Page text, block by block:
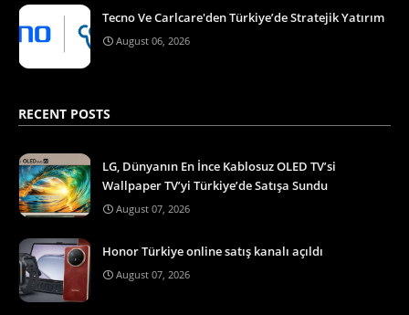
Tecno Ve Carlcare'den Türkiye’de Stratejik Yatırım
August 06, 2026
RECENT POSTS
LG, Dünyanın En İnce Kablosuz OLED TV’si
Wallpaper TV’yi Türkiye’de Satışa Sundu
August 07, 2026
Honor Türkiye online satış kanalı açıldı
August 07, 2026